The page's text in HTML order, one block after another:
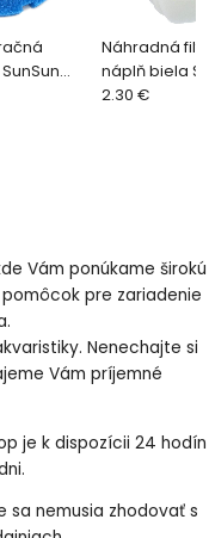
1ks
Náhradná
náplň biela
304 WHITE -
2.30 €
Vám ponúkame širokú
pre zariadenie
Nenechajte si
Vám príjemné
je k dispozícii 24 hodín
nemusia zhodovať s